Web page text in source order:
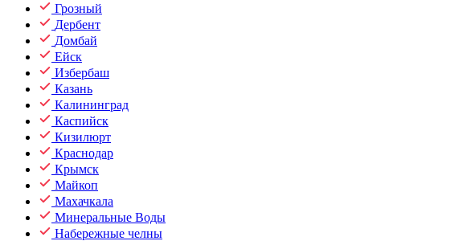
Грозный
Дербент
Домбай
Ейск
Избербаш
Казань
Калининград
Каспийск
Кизилюрт
Краснодар
Крымск
Майкоп
Махачкала
Минеральные Воды
Набережные челны